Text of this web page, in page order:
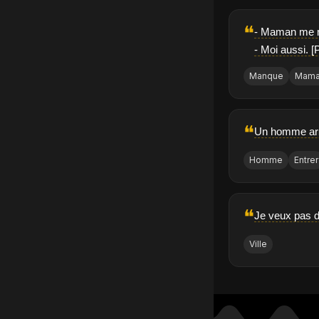
❝- Maman me
- Moi aussi.
Manque
❝Un homme
Homme Entrer
❝Je veux pas
Ville